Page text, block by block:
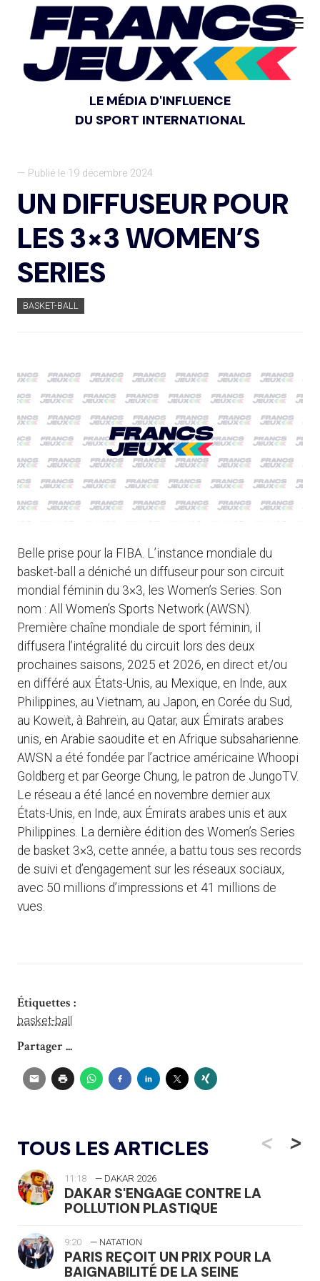
LE MÉDIA D'INFLUENCE
DU SPORT INTERNATIONAL
— Publié le 19 décembre 2024
UN DIFFUSEUR POUR
LES 3×3 WOMEN’S
SERIES
BASKET-BALL
Belle prise pour la FIBA. L’instance mondiale du
basket-ball a déniché un diffuseur pour son circuit
mondial féminin du 3×3, les Women’s Series. Son
nom : All Women’s Sports Network (AWSN).
Première chaîne mondiale de sport féminin, il
diffusera l’intégralité du circuit lors des deux
prochaines saisons, 2025 et 2026, en direct et/ou
en différé aux États-Unis, au Mexique, en Inde, aux
Philippines, au Vietnam, au Japon, en Corée du Sud,
au Koweït, à Bahreïn, au Qatar, aux Émirats arabes
unis, en Arabie saoudite et en Afrique subsaharienne.
AWSN a été fondée par l’actrice américaine Whoopi
Goldberg et par George Chung, le patron de JungoTV.
Le réseau a été lancé en novembre dernier aux
États-Unis, en Inde, aux Émirats arabes unis et aux
Philippines. La dernière édition des Women’s Series
de basket 3×3, cette année, a battu tous ses records
de suivi et d’engagement sur les réseaux sociaux,
avec 50 millions d’impressions et 41 millions de
vues.
Étiquettes :
basket-ball
Partager ...
TOUS LES ARTICLES <
11:18 — DAKAR 2026
DAKAR S'ENGAGE CONTRE LA
POLLUTION PLASTIQUE
9:20 — NATATION
PARIS REÇOIT UN PRIX POUR LA
BAIGNABILITÉ DE LA SEINE
>